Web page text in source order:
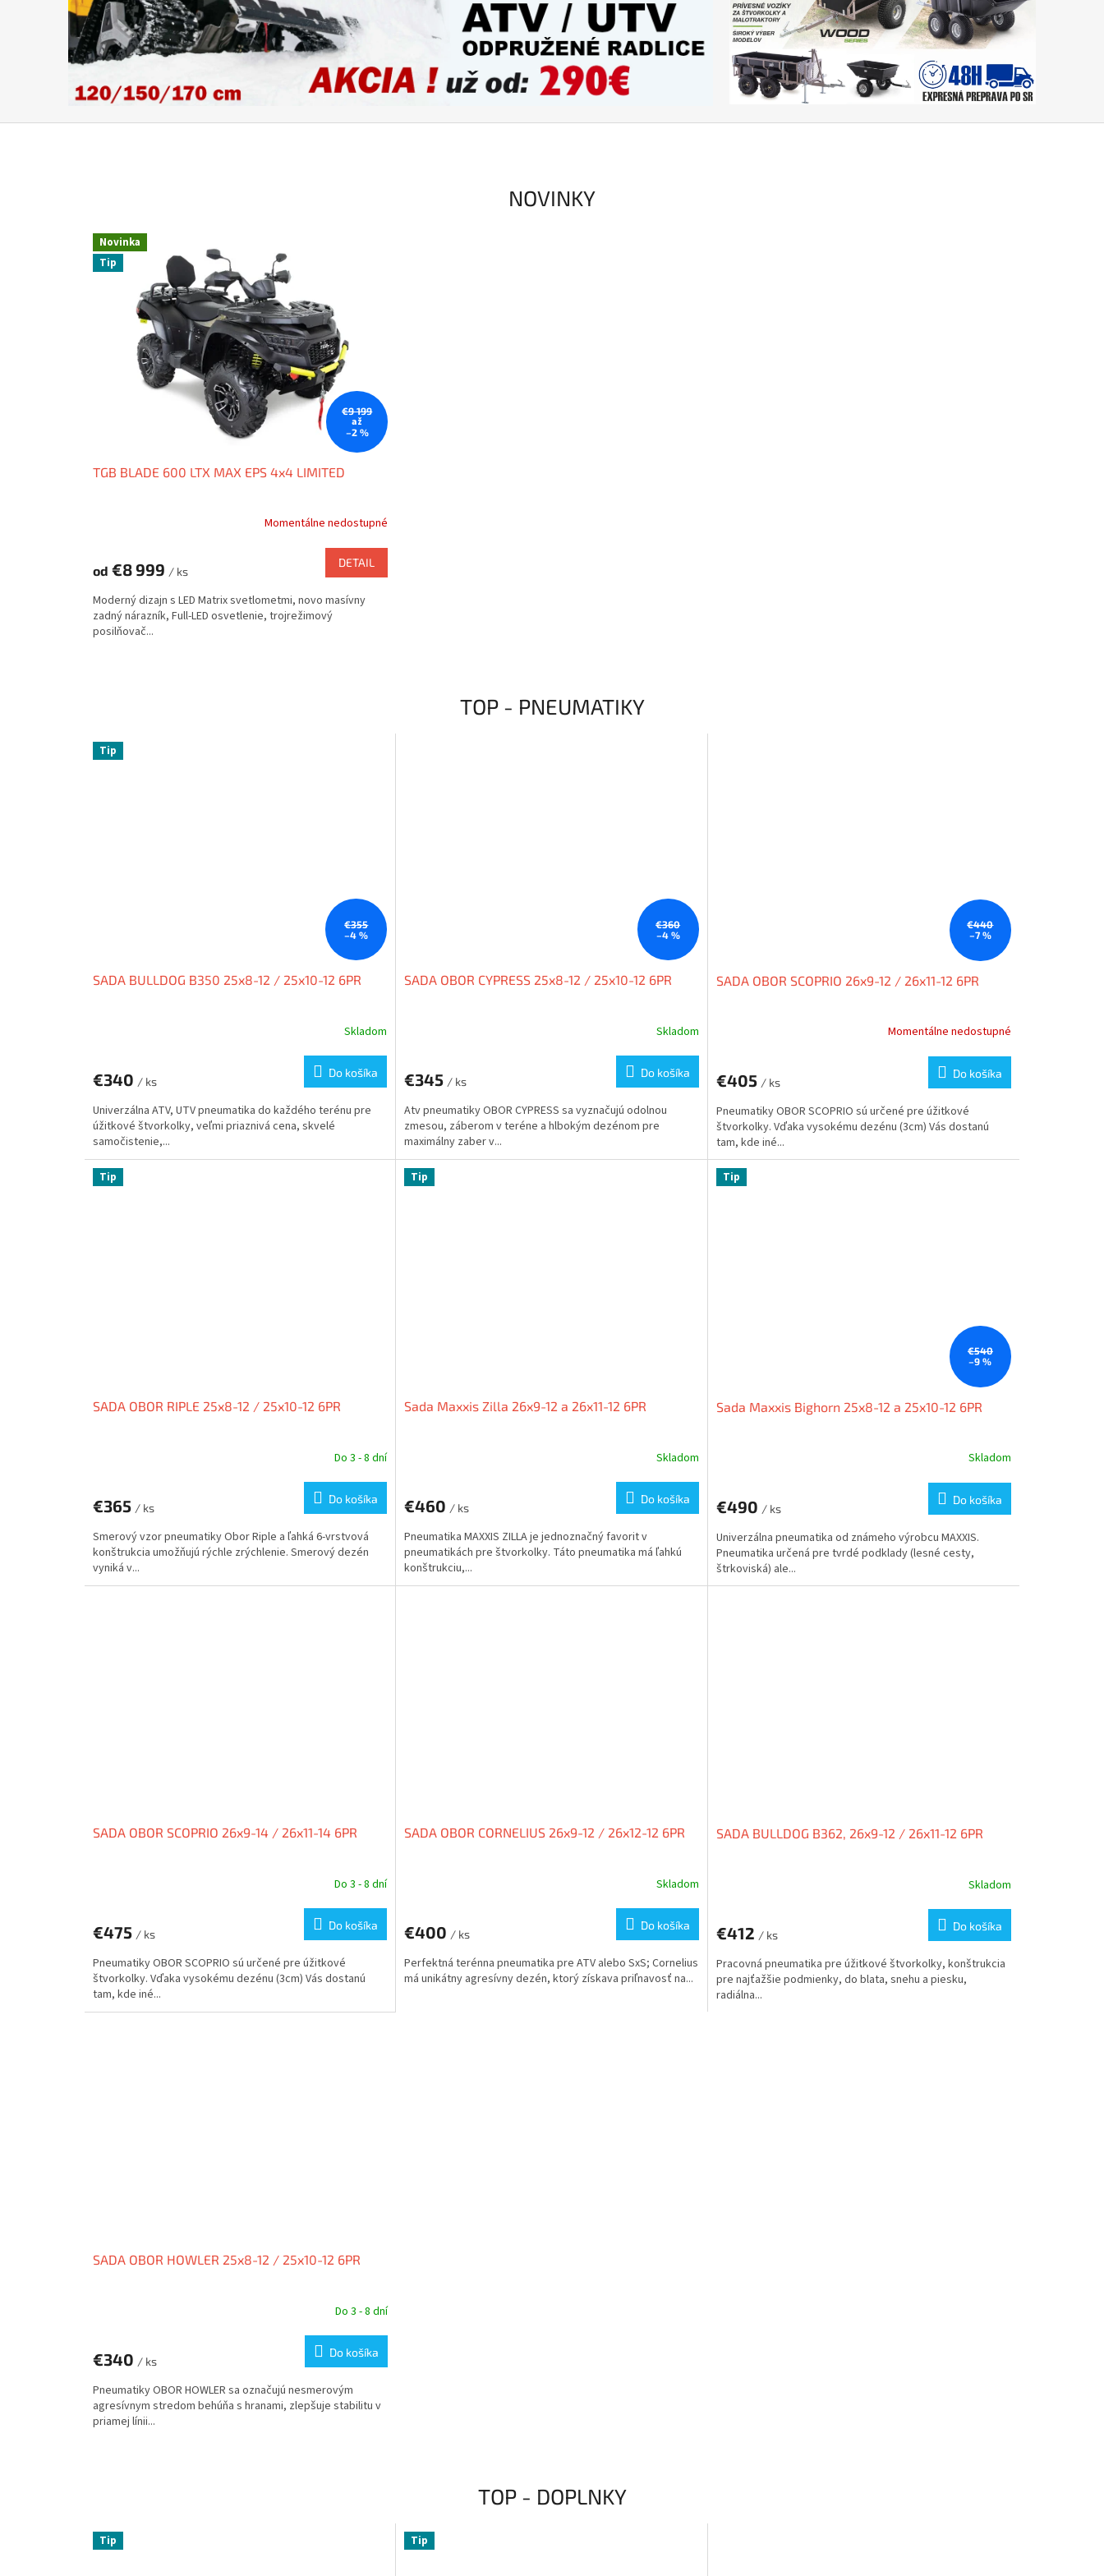
NOVINKY
Novinka
Tip
€9 199
až
–2 %
TGB BLADE 600 LTX MAX EPS 4x4 LIMITED
Momentálne nedostupné
od €8 999 / ks
DETAIL
Moderný dizajn s LED Matrix svetlometmi, novo masívny
zadný nárazník, Full-LED osvetlenie, trojrežimový
posilňovač...
TOP - PNEUMATIKY
Tip
€355
–4 %
SADA BULLDOG B350 25x8-12 / 25x10-12 6PR
je
z
5
hviezdičiek.
Skladom
€340 / ks
Do košíka
Univerzálna ATV, UTV pneumatika do každého terénu pre
úžitkové štvorkolky, veľmi priaznivá cena, skvelé
samočistenie,...
€360
–4 %
SADA OBOR CYPRESS 25x8-12 / 25x10-12 6PR
Skladom
€345 / ks
Do košíka
Atv pneumatiky OBOR CYPRESS sa vyznačujú odolnou
zmesou, záberom v teréne a hlbokým dezénom pre
maximálny zaber v...
€440
–7 %
SADA OBOR SCOPRIO 26x9-12 / 26x11-12 6PR
Momentálne nedostupné
€405 / ks
Do košíka
Pneumatiky OBOR SCOPRIO sú určené pre úžitkové
štvorkolky. Vďaka vysokému dezénu (3cm) Vás dostanú
tam, kde iné...
Tip
SADA OBOR RIPLE 25x8-12 / 25x10-12 6PR
Do 3 - 8 dní
€365 / ks
Do košíka
Smerový vzor pneumatiky Obor Riple a ľahká 6-vrstvová
konštrukcia umožňujú rýchle zrýchlenie. Smerový dezén
vyniká v...
Tip
Sada Maxxis Zilla 26x9-12 a 26x11-12 6PR
je
z
5
hviezdičiek.
Skladom
€460 / ks
Do košíka
Pneumatika MAXXIS ZILLA je jednoznačný favorit v
pneumatikách pre štvorkolky. Táto pneumatika má ľahkú
konštrukciu,...
Tip
€540
–9 %
Sada Maxxis Bighorn 25x8-12 a 25x10-12 6PR
je
z
5
hviezdičiek.
Skladom
€490 / ks
Do košíka
Univerzálna pneumatika od známeho výrobcu MAXXIS.
Pneumatika určená pre tvrdé podklady (lesné cesty,
štrkoviská) ale...
SADA OBOR SCOPRIO 26x9-14 / 26x11-14 6PR
Do 3 - 8 dní
€475 / ks
Do košíka
Pneumatiky OBOR SCOPRIO sú určené pre úžitkové
štvorkolky. Vďaka vysokému dezénu (3cm) Vás dostanú
tam, kde iné...
SADA OBOR CORNELIUS 26x9-12 / 26x12-12 6PR
Skladom
€400 / ks
Do košíka
Perfektná terénna pneumatika pre ATV alebo SxS; Cornelius
má unikátny agresívny dezén, ktorý získava priľnavosť na...
SADA BULLDOG B362, 26x9-12 / 26x11-12 6PR
Skladom
€412 / ks
Do košíka
Pracovná pneumatika pre úžitkové štvorkolky, konštrukcia
pre najťažšie podmienky, do blata, snehu a piesku,
radiálna...
SADA OBOR HOWLER 25x8-12 / 25x10-12 6PR
Do 3 - 8 dní
€340 / ks
Do košíka
Pneumatiky OBOR HOWLER sa označujú nesmerovým
agresívnym stredom behúňa s hranami, zlepšuje stabilitu v
priamej línii...
TOP - DOPLNKY
Tip Tip